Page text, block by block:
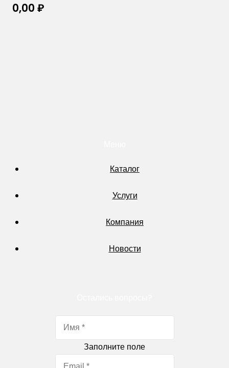
0,00 ₽
Каталог
Услуги
Компания
Новости
Заполните поле